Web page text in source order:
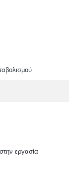
εργασία